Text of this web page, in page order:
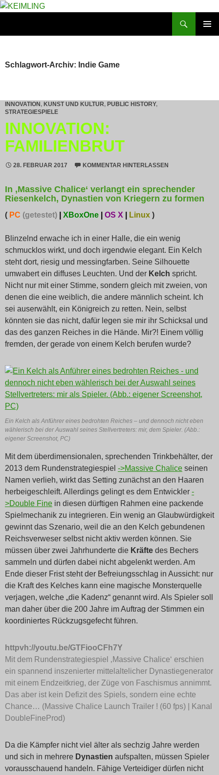
Zum
Schlagwort-Archiv: Indie Game
INNOVATION, KUNST UND KULTUR, PUBLIC HISTORY,
STRATEGIESPIELE
INNOVATION:
FAMILIENBRUT
28. FEBRUAR 2017 KOMMENTAR HINTERLASSEN
In ‚Massive Chalice‘ verlangt ein sprechender
Riesenkelch, Dynastien von Kriegern zu formen
( PC (getestet) XBoxOne OS X Linux )
Blinzelnd erwache ich in einer Halle, die ein wenig
schmucklos wirkt, und doch irgendwie elegant. Ein Kelch
steht dort, riesig und messingfarben. Seine Silhouette
umwabert ein diffuses Leuchten. Und der Kelch spricht.
Nicht nur mit einer Stimme, sondern gleich mit zweien, von
denen die eine weiblich, die andere männlich scheint. Ich
sei auserwählt, ein Königreich zu retten. Nein, selbst
könnten sie das nicht, dafür legen sie mir ihr Schicksal und
das des ganzen Reiches in die Hände. Mir?! Einem völlig
fremden, der gerade von einem Kelch berufen wurde?
Ein Kelch als Anführer eines bedrohten Reiches – und dennoch nicht eben
wählerisch bei der Auswahl seines Stellvertreters: mir, dem Spieler. (Abb.:
eigener Screenshot, PC)
Mit dem überdimensionalen, sprechenden Trinkbehälter, der
2013 dem Rundenstrategiespiel ->Massive Chalice seinen
Namen verlieh, wirkt das Setting zunächst an den Haaren
herbeigeschleift. Allerdings gelingt es dem Entwickler -
>Double Fine in diesen dürftigen Rahmen eine packende
Spielmechanik zu integrieren. Ein wenig an Glaubwürdigkeit
gewinnt das Szenario, weil die an den Kelch gebundenen
Reichsverweser selbst nicht aktiv werden können. Sie
müssen über zwei Jahrhunderte die Kräfte des Bechers
sammeln und dürfen dabei nicht abgelenkt werden. Am
Ende dieser Frist steht der Befreiungsschlag in Aussicht: nur
die Kraft des Kelches kann eine magische Monsterquelle
verjagen, welche „die Kadenz“ genannt wird. Als Spieler soll
man daher über die 200 Jahre im Auftrag der Stimmen ein
koordiniertes Rückzugsgefecht führen.
httpvh://youtu.be/GTFiooCFh7Y
Mit dem Rundenstrategiespiel ‚Massive Chalice‘ erschien
ein spannend inszenierter mittelaltelicher Dynastiegenerator
mit einem Endzeitkrieg, der Züge von Faschismus annimmt.
Das aber ist kein Defizit des Spiels, sondern eine echte
Chance… (Massive Chalice Launch Trailer ! (60 fps) | Kanal
DoubleFineProd)
Da die Kämpfer nicht viel älter als sechzig Jahre werden
und sich in mehrere Dynastien aufspalten, müssen Spieler
vorausschauend handeln. Fähige Verteidiger dürfen nicht